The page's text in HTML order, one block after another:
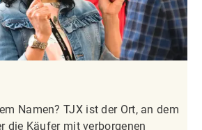
Namen? TJX ist der Ort, an dem
die Käufer mit verborgenen